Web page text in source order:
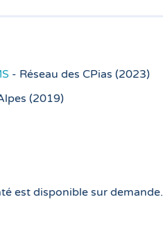
- Réseau des CPias (2023)
(2019)
est disponible sur demande.